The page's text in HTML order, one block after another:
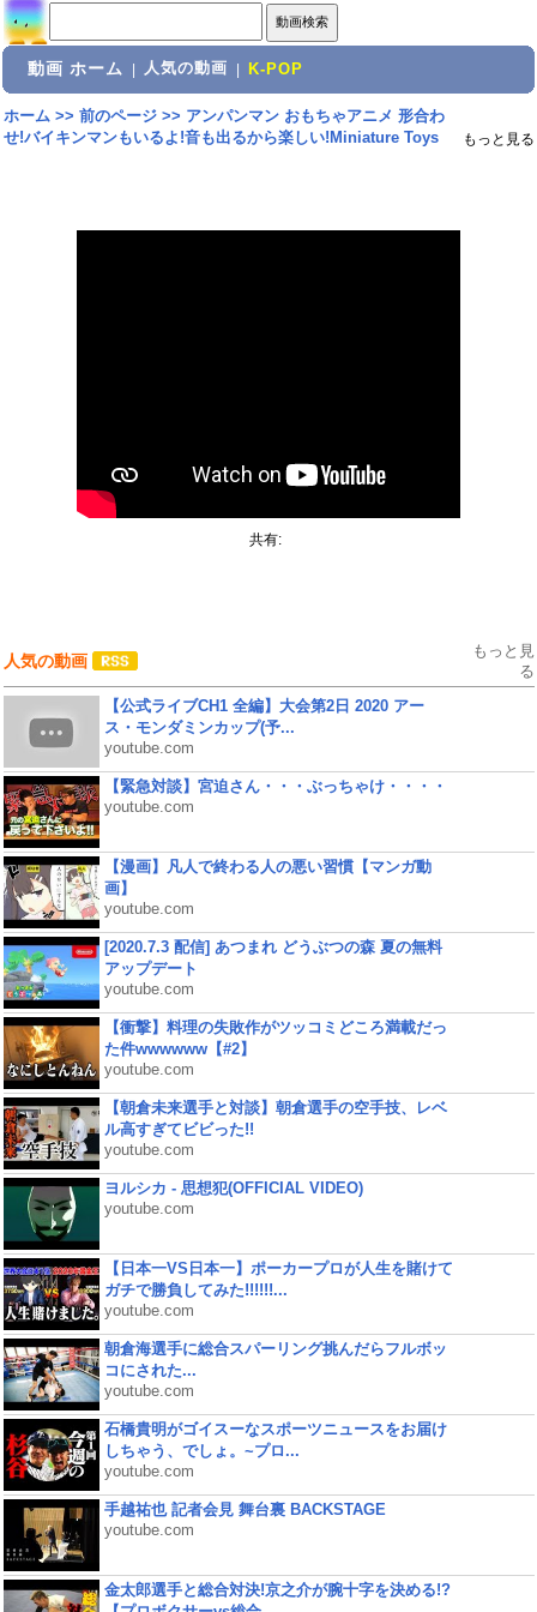
動画 ホーム 人気の動画 K-POP
ホーム>> 前のページ>> アンパンマン おもちゃアニメ 形合わ
せ!バイキンマンもいるよ!音も出るから楽しい!Miniature Toys
もっと見る
共有:
人気の動画
もっと見
る
【公式ライブCH1 全編】大会第2日 2020 アー
ス・モンダミンカップ(予...
youtube.com
【緊急対談】宮迫さん・・・ぶっちゃけ・・・・
youtube.com
【漫画】凡人で終わる人の悪い習慣【マンガ動
画】
youtube.com
[2020.7.3 配信] あつまれ どうぶつの森 夏の無料
アップデート
youtube.com
【衝撃】料理の失敗作がツッコミどころ満載だっ
た件wwwwww【#2】
youtube.com
【朝倉未来選手と対談】朝倉選手の空手技、レベ
ル高すぎてビビった!!
youtube.com
ヨルシカ - 思想犯(OFFICIAL VIDEO)
youtube.com
【日本一VS日本一】ポーカープロが人生を賭けて
ガチで勝負してみた!!!!!!...
youtube.com
朝倉海選手に総合スパーリング挑んだらフルボッ
コにされた...
youtube.com
石橋貴明がゴイスーなスポーツニュースをお届け
しちゃう、でしょ。~プロ...
youtube.com
手越祐也 記者会見 舞台裏 BACKSTAGE
youtube.com
金太郎選手と総合対決!京之介が腕十字を決める!?